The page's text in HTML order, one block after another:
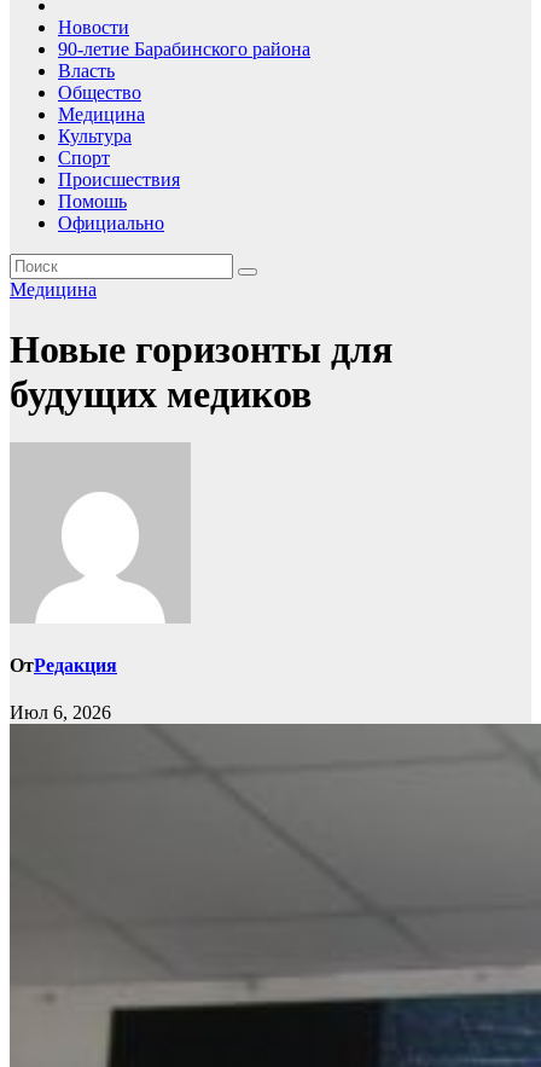
Новости
90-летие Барабинского района
Власть
Общество
Медицина
Культура
Спорт
Происшествия
Помошь
Официально
Медицина
Новые горизонты для
будущих медиков
ОтРедакция
Июл 6, 2026